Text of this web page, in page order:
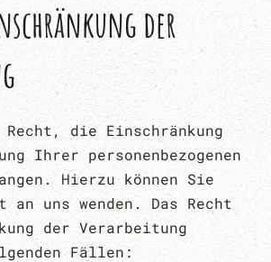
der
Recht, die Einschränkung
Ihrer personenbezogenen
Hierzu können Sie
uns wenden. Das Recht
der Verarbeitung
Fällen: